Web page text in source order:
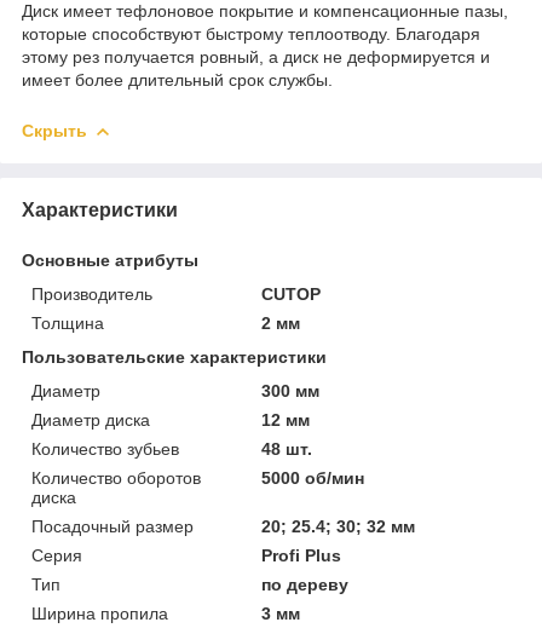
Диск имеет тефлоновое покрытие и компенсационные пазы,
которые способствуют быстрому теплоотводу. Благодаря
этому рез получается ровный, а диск не деформируется и
имеет более длительный срок службы.
Скрыть
Характеристики
Основные атрибуты
Производитель
CUTOP
Толщина
2 мм
Пользовательские характеристики
Диаметр
300 мм
Диаметр диска
12 мм
Количество зубьев
48 шт.
Количество оборотов
диска
5000 об/мин
Посадочный размер
20; 25.4; 30; 32 мм
Серия
Profi Plus
Тип
по дереву
Ширина пропила
3 мм